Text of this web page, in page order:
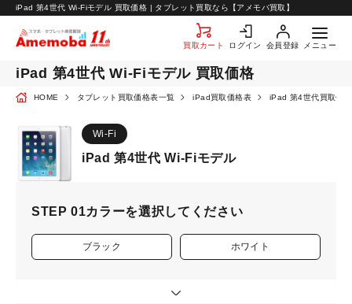
iPad 第4世代 Wi-Fiモデル 買取価格 | タブレット買取なら【アメモバ買取】
買取カート ログイン 会員登録 メニュー
お知らせ
お問い合わせ
iPad 第4世代 Wi-Fiモデル 買取価格
HOME タブレット買取価格表一覧 iPad買取価格表 iPad 第4世代買取価
Wi-Fi
iPad 第4世代 Wi-Fiモデル
STEP 01カラーを選択してください
ブラック ホワイト